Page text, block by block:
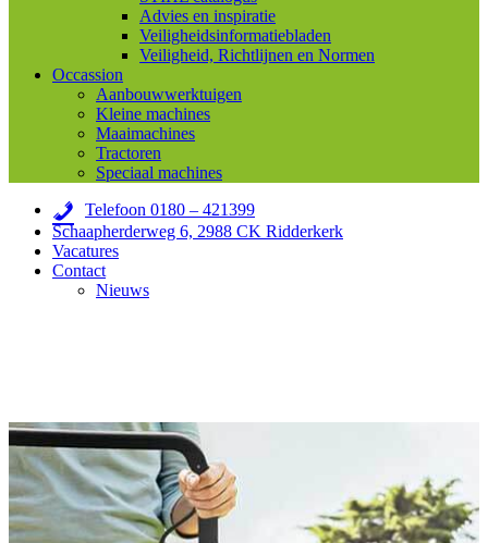
Advies en inspiratie
Veiligheidsinformatiebladen
Veiligheid, Richtlijnen en Normen
Occassion
Aanbouwwerktuigen
Kleine machines
Maaimachines
Tractoren
Speciaal machines
Telefoon 0180 – 421399
Schaapherderweg 6, 2988 CK Ridderkerk
Vacatures
Contact
Nieuws